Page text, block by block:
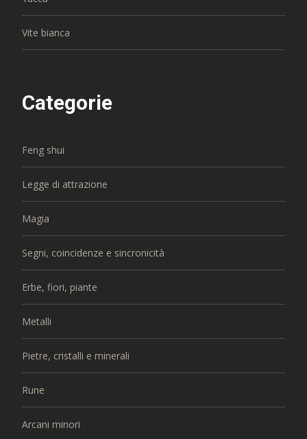
Vite bianca
Categorie
Feng shui
Legge di attrazione
Magia
Segni, coincidenze e sincronicità
Erbe, fiori, piante
Metalli
Pietre, cristalli e minerali
Rune
Arcani minori